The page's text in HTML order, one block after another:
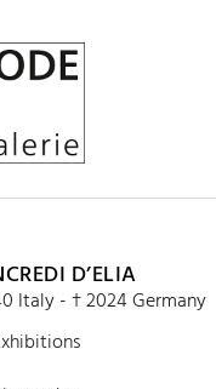
D’ELIA
Italy - † 2024 Germany